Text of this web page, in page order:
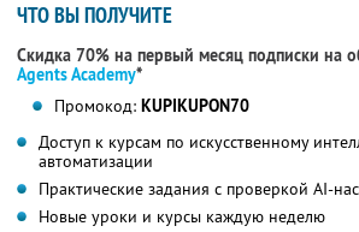
ЧТО ВЫ ПОЛУЧИТЕ
Скидка 70% на первый месяц подписки на
Agents Academy*
Промокод: KUPIKUPON70
Доступ к курсам по искусственному
автоматизации
Практические задания с проверкой AI-
Новые уроки и курсы каждую неделю